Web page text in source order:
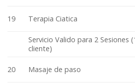
19 Terapia Ciatica
Servicio Valido para 2 Sesiones
cliente)
20 Masaje de paso